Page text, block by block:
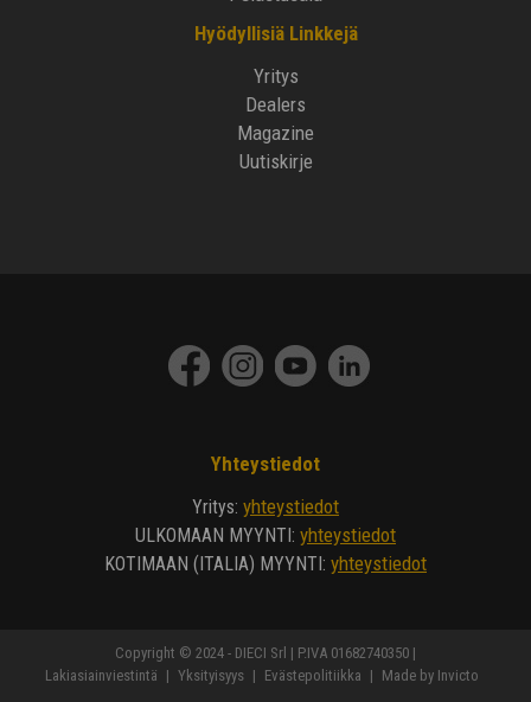
Hyödyllisiä Linkkejä
Yritys
Dealers
Magazine
Uutiskirje
Yhteystiedot
Yritys: yhteystiedot
ULKOMAAN MYYNTI: yhteystiedot
KOTIMAAN (ITALIA) MYYNTI: yhteystiedot
Copyright © 2024 - DIECI Srl | P.IVA 01682740350 |
Lakiasiainviestintä | Yksityisyys | Evästepolitiikka | Made by Invicto